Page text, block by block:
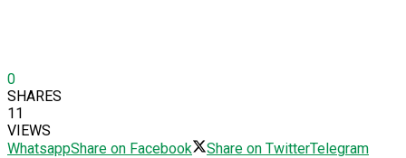
0
SHARES
11
VIEWS
WhatsappShare on Facebook Share on TwitterTelegram